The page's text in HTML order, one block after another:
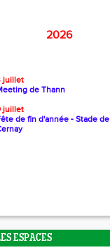
2026
juillet
de Thann
juillet
de fin d'année - Stade de
ESPACES